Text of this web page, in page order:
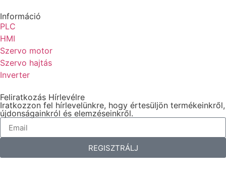
Információ
PLC
HMI
Szervo motor
Szervo hajtás
Inverter
Feliratkozás Hírlevélre
Iratkozzon fel hírlevelünkre, hogy értesüljön termékeinkről,
újdonságainkról és elemzéseinkről.
REGISZTRÁLJ